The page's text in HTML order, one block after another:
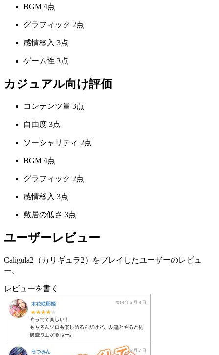
BGM 4点
グラフィック 2点
感情移入 3点
ゲーム性 3点
カジュアル向け評価
コンテンツ量 3点
自由度 3点
ソーシャリティ 2点
BGM 4点
グラフィック 2点
感情移入 3点
敷居の低さ 3点
ユーザーレビュー
Caligula2（カリギュラ2）をプレイしたユーザーのレビュ
ー。
レビューを書く